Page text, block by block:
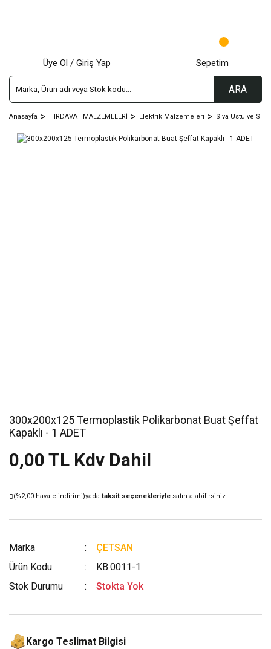
ARA
Üye Ol / Giriş Yap Sepetim
Anasayfa HIRDAVAT MALZEMELERİ Elektrik Malzemeleri Sıva Üstü ve
300x200x125 Termoplastik Polikarbonat Buat Şeffat
Kapaklı - 1 ADET
0,00 TL Kdv Dahil
(%2,00 havale indirimi)yada taksit seçenekleriyle satın alabilirsiniz
Marka
ÇETSAN
Ürün Kodu
KB.0011-1
Stok Durumu
Stokta Yok
Kargo Teslimat Bilgisi